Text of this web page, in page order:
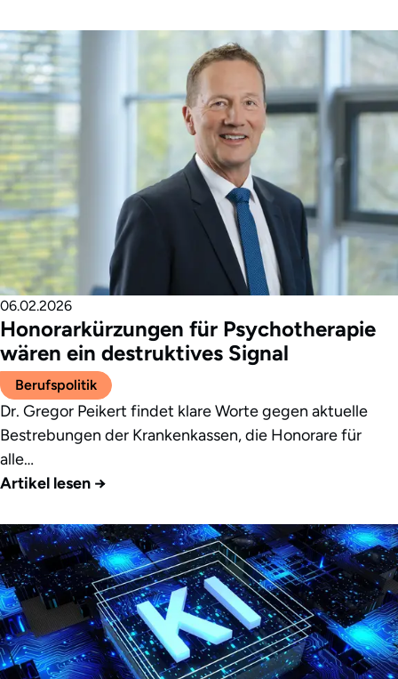
Honorarkürzungen für Psychotherapie
wären ein destruktives Signal
06.02.2026
Berufspolitik
Dr. Gregor Peikert findet klare Worte gegen aktuelle
Bestrebungen der Krankenkassen, die Honorare für
alle…
Artikel lesen →